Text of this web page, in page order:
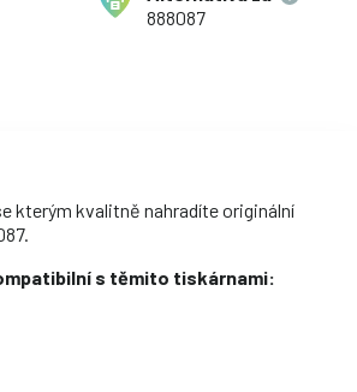
888087
kterým kvalitně nahradíte originální
s těmito tiskárnami: